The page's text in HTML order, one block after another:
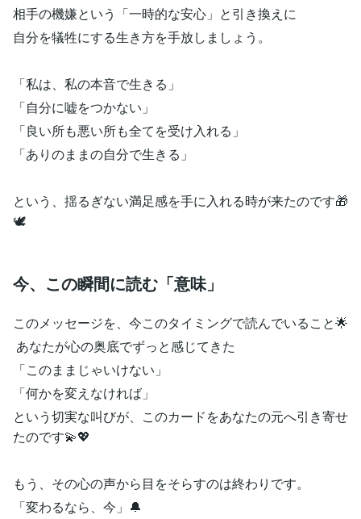
相手の機嫌という「一時的な安心」と引き換えに
自分を犠牲にする生き方を手放しましょう。
「私は、私の本音で生きる」
「自分に嘘をつかない」
「良い所も悪い所も全てを受け入れる」
「ありのままの自分で生きる」
という、揺るぎない満足感を手に入れる時が来たのです🎁
🕊️
今、この瞬間に読む「意味」
このメッセージを、今このタイミングで読んでいること🌟
あなたが心の奥底でずっと感じてきた
「このままじゃいけない」
「何かを変えなければ」
という切実な叫びが、このカードをあなたの元へ引き寄せ
たのです💫💖
もう、その心の声から目をそらすのは終わりです。
「変わるなら、今」🔔